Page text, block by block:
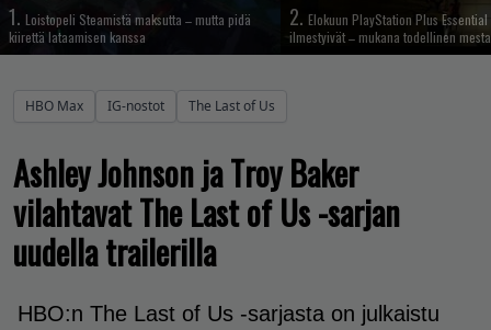
1. Loistopeli Steamistä maksutta – mutta pidä
kiirettä lataamisen kanssa
2. Elokuun PlayStation Plus
ilmestyivät – mukana todellinen
HBO Max IG-nostot The Last of Us
Ashley Johnson ja Troy Baker
vilahtavat The Last of Us -sarjan
uudella trailerilla
HBO:n The Last of Us -sarjasta on julkaistu